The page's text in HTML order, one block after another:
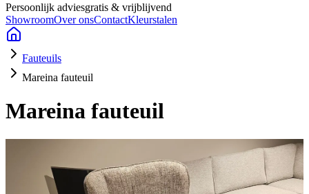
Persoonlijk adviesgratis & vrijblijvend
ShowroomOver onsContactKleurstalen
Fauteuils
Mareina fauteuil
Mareina fauteuil